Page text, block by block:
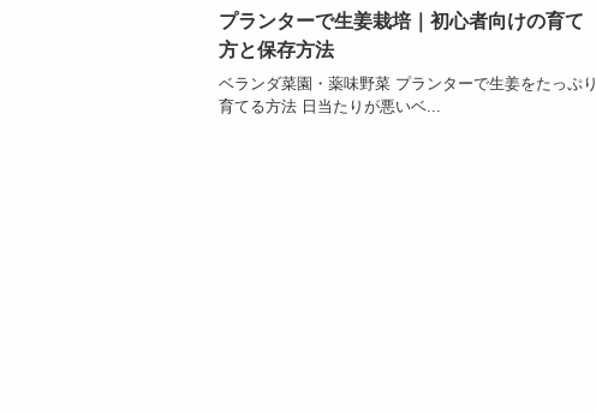
プランターで生姜栽培｜初心者向けの育て
方と保存方法
ベランダ菜園・薬味野菜 プランターで生姜をたっぷり
育てる方法 日当たりが悪いベ...